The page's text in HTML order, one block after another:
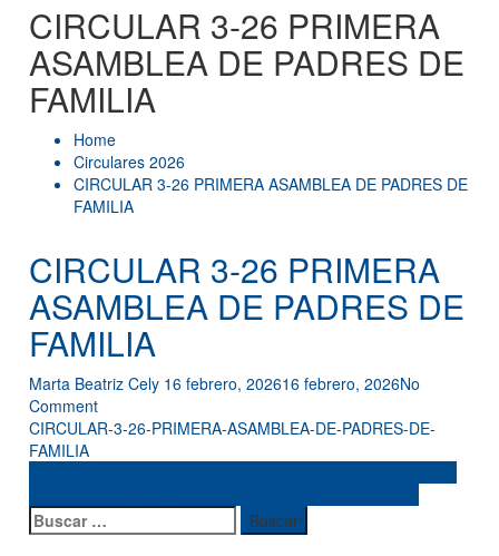
CIRCULAR 3-26 PRIMERA
ASAMBLEA DE PADRES DE
FAMILIA
Home
Circulares 2026
CIRCULAR 3-26 PRIMERA ASAMBLEA DE PADRES DE
FAMILIA
CIRCULAR 3-26 PRIMERA
ASAMBLEA DE PADRES DE
FAMILIA
Marta Beatriz Cely 16 febrero, 202616 febrero, 2026No
Comment
CIRCULAR-3-26-PRIMERA-ASAMBLEA-DE-PADRES-DE-
FAMILIA